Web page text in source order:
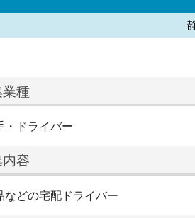
種
・ドライバー
容
などの宅配ドライバー